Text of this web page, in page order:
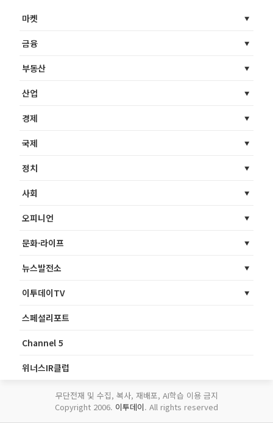
마켓
금융
부동산
산업
경제
국제
정치
사회
오피니언
문화·라이프
뉴스발전소
이투데이TV
스페셜리포트
Channel 5
위너스IR클럽
무단전재 및 수집, 복사, 재배포, AI학습 이용 금지
Copyright 2006. 이투데이. All rights reserved